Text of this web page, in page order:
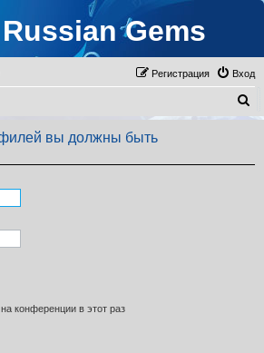
Gems
Вход
Регистрация
о
с
вы должны быть
конференции в этот раз